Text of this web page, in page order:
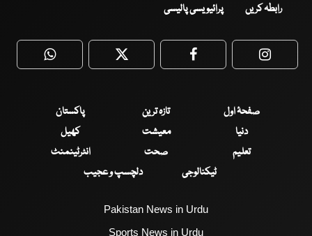
رابطہ کریں پرائیویسی پالیسی
WhatsApp Twitter Facebook
صفحۂ اول تازہ ترین
پاکستان
دنیا
معیشت
کھیل
تعلیم
صحت
انٹرٹینمنٹ
ٹیکنالوجی
دلچسپ و عجیب
Pakistan News in Urdu
Sports News in Urdu